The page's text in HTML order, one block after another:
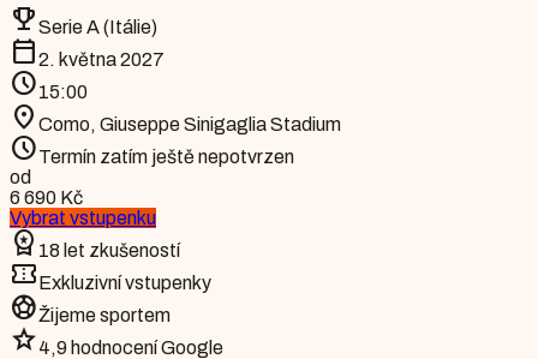
emoji_eventsSerie A (Itálie)
calendar_today2. května 2027
schedule15:00
location_on Como, Giuseppe Sinigaglia Stadium
scheduleTermín zatím ještě nepotvrzen
od
6 690 Kč
Vybrat vstupenku
workspace_premium 18 let zkušeností
confirmation_numberExkluzivní vstupenky
sports_soccerŽijeme sportem
star4,9 hodnocení Google